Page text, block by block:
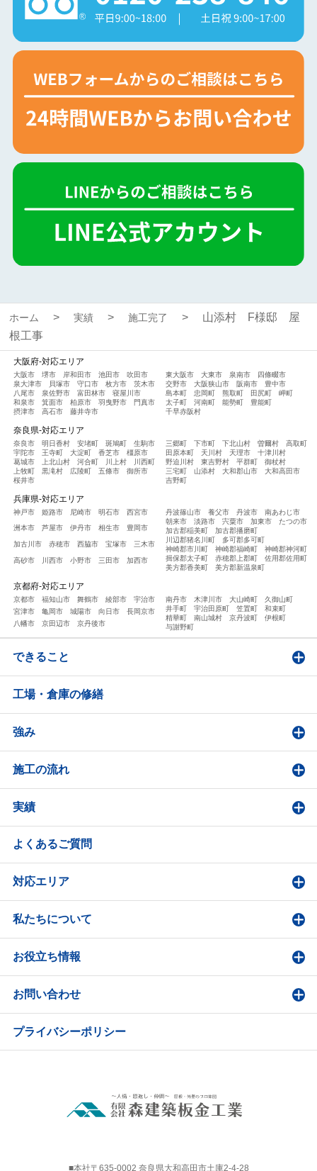
ホーム 実績 施工完了
山添村 F様邸 屋
根工事
大阪府-対応エリア
大阪市 堺市 岸和田市 池田市
吹田市
泉大津市
貝塚市 守口市 枚方市
茨木市
八尾市
泉佐野市 富田林市
寝屋川市
和泉市
箕面市 柏原市 羽曳野市
門真市
摂津市
高石市 藤井寺市
東大阪市 大東市 泉南市
四條畷市
交野市
大阪狭山市 阪南市
豊中市
島本町
忠岡町 熊取町 田尻町
岬町
太子町
河南町 能勢町
豊能町
千早赤阪村
奈良県-対応エリア
奈良市 明日香村 安堵町 斑鳩町
生駒市
宇陀市
王寺町 大淀町 香芝市
橿原市
葛城市
上北山村 河合町 川上村
川西町
上牧町
黒滝村 広陵町 五條市
御所市
桜井市
三郷町 下市町 下北山村 曽爾村
高取町
田原本町
天川村 天理市
十津川村
野迫川村
東吉野村 平群町
御杖村
三宅町
山添村 大和郡山市
大和高田市
吉野町
兵庫県-対応エリア
神戸市 姫路市 尼崎市 明石市 西宮市
洲本市 芦屋市 伊丹市 相生市 豊岡市
加古川市 赤穂市 西脇市 宝塚市 三木市
高砂市 川西市 小野市 三田市 加西市
丹波篠山市 養父市 丹波市
南あわじ市
朝来市
淡路市 宍粟市 加東市
たつの市
加古郡稲美町
加古郡播磨町
川辺郡猪名川町
多可郡多可町
神崎郡市川町
神崎郡福崎町
神崎郡神河町
揖保郡太子町
赤穂郡上郡町
佐用郡佐用町
美方郡香美町
美方郡新温泉町
京都府-対応エリア
京都市 福知山市 舞鶴市 綾部市
宇治市
宮津市
亀岡市 城陽市 向日市
長岡京市
八幡市
京田辺市 京丹後市
南丹市 木津川市 大山崎町
久御山町
井手町
宇治田原町 笠置町
和束町
精華町
南山城村 京丹波町
伊根町
与謝野町
できること
工場・倉庫の修繕
強み
施工の流れ
実績
よくあるご質問
対応エリア
私たちについて
お役立ち情報
お問い合わせ
プライバシーポリシー
■本社〒635-0002 奈良県大和高田市土庫2-4-28